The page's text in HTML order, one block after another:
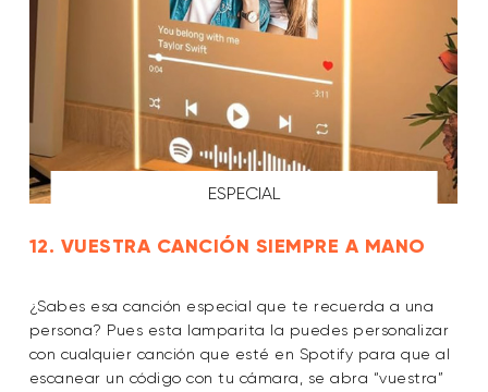
ESPECIAL
12. VUESTRA CANCIÓN SIEMPRE A MANO
¿Sabes esa canción especial que te recuerda a una
persona? Pues esta lamparita la puedes personalizar
con cualquier canción que esté en Spotify para que al
escanear un código con tu cámara, se abra “vuestra”